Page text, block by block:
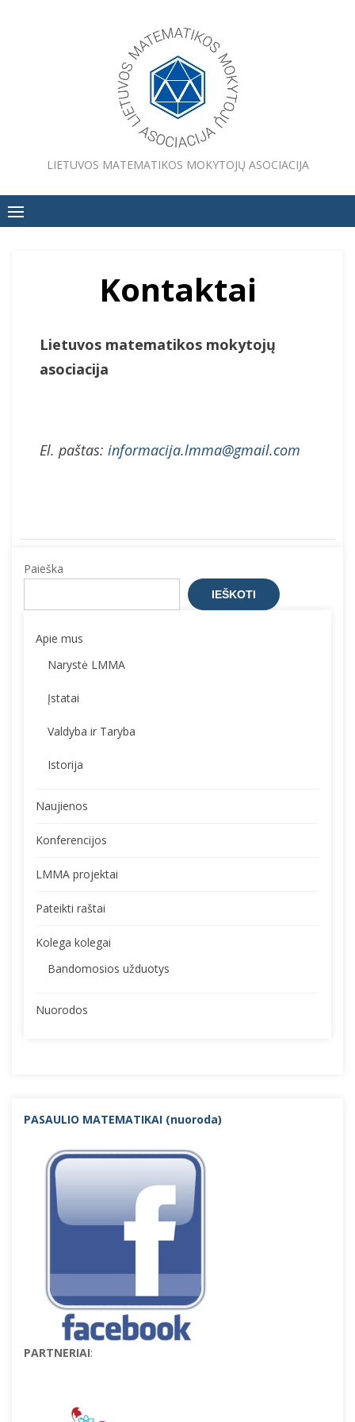
LIETUVOS MATEMATIKOS MOKYTOJŲ ASOCIACIJA
Kontaktai
Lietuvos matematikos mokytojų
asociacija
El. paštas: informacija.lmma@gmail.com
Paieška
IEŠKOTI
Apie mus
Narystė LMMA
Įstatai
Valdyba ir Taryba
Istorija
Naujienos
Konferencijos
LMMA projektai
Pateikti raštai
Kolega kolegai
Bandomosios užduotys
Nuorodos
PASAULIO MATEMATIKAI (nuoroda)
PARTNERIAI: